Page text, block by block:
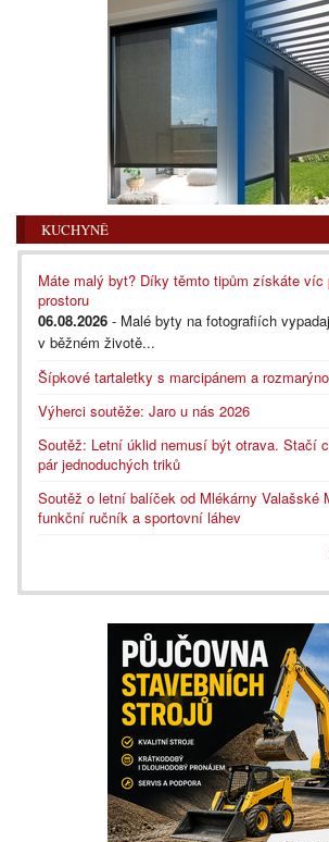
KUCHYNĚ
Máte malý byt? Díky těmto tipům získáte víc
prostoru
06.08.2026 - Malé byty na fotografiích
v běžném životě...
Šípkové tartaletky s marcipánem a
Výherci soutěže: Jaro u nás 2026
Soutěž: Letní úklid nemusí být otrava. Stačí
pár jednoduchých triků
Soutěž o letní balíček od Mlékárny Valašské
funkční ručník a sportovní láhev